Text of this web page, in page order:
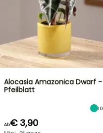
Alocasia Amazonica Dwarf -
Pfeilblatt
10
Ab€ 3,90